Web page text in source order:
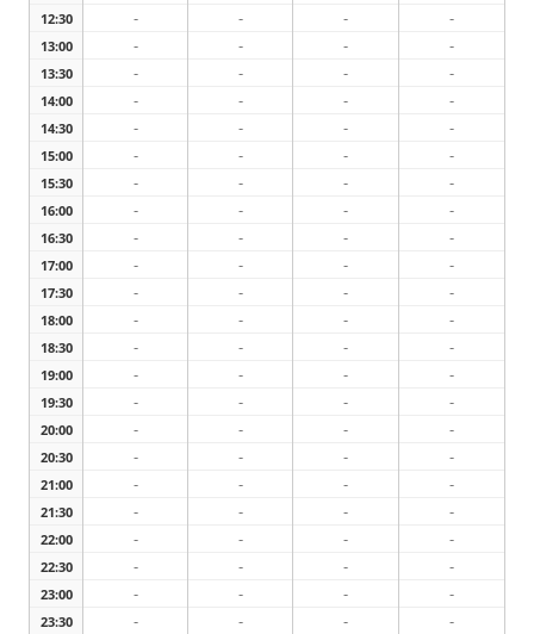
12:30 - - - -
13:00 - - - -
13:30 - - - -
14:00 - - - -
14:30 - - - -
15:00 - - - -
15:30 - - - -
16:00 - - - -
16:30 - - - -
17:00 - - - -
17:30 - - - -
18:00 - - - -
18:30 - - - -
19:00 - - - -
19:30 - - - -
20:00 - - - -
20:30 - - - -
21:00 - - - -
21:30 - - - -
22:00 - - - -
22:30 - - - -
23:00 - - - -
23:30 - - - -